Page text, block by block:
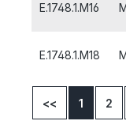
E.1748.1.M16
E.1748.1.M18
<< 1 2